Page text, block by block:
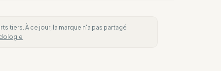
tiers. À ce jour, la marque n'a pas partagé